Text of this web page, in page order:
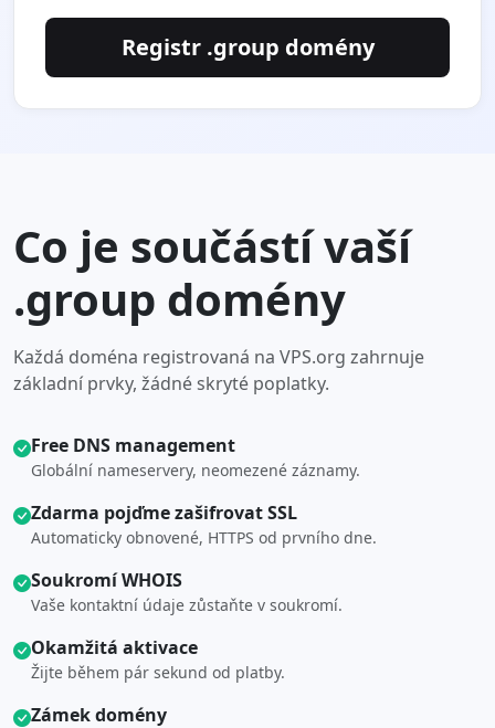
Registr .group domény
Co je součástí vaší
.group domény
Každá doména registrovaná na VPS.org zahrnuje
základní prvky, žádné skryté poplatky.
Free DNS management
Globální nameservery, neomezené záznamy.
Zdarma pojďme zašifrovat SSL
Automaticky obnovené, HTTPS od prvního dne.
Soukromí WHOIS
Vaše kontaktní údaje zůstaňte v soukromí.
Okamžitá aktivace
Žijte během pár sekund od platby.
Zámek domény